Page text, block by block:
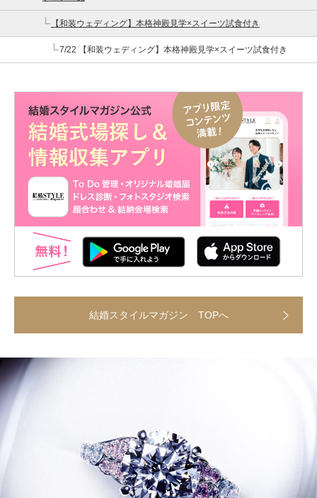
【和装ウェディング】本格神殿見学×スイーツ試食付き
7/22 【和装ウェディング】本格神殿見学×スイーツ試食付き
結婚スタイルマガジン TOPへ